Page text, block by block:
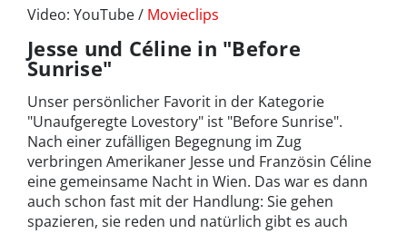
Video: YouTube / Movieclips
Jesse und Céline in "Before
Sunrise"
Unser persönlicher Favorit in der Kategorie
"Unaufgeregte Lovestory" ist "Before Sunrise".
Nach einer zufälligen Begegnung im Zug
verbringen Amerikaner Jesse und Französin Céline
eine gemeinsame Nacht in Wien. Das war es dann
auch schon fast mit der Handlung: Sie gehen
spazieren, sie reden und natürlich gibt es auch